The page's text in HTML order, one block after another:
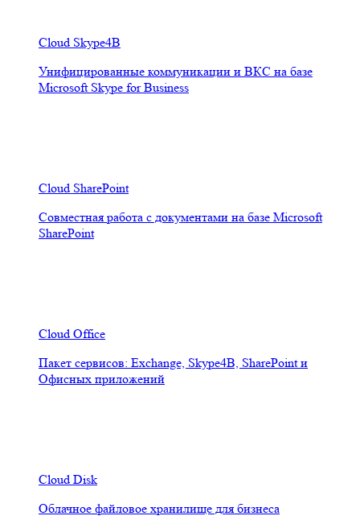
Cloud Skype4B
Унифицированные коммуникации и ВКС на базе
Microsoft Skype for Business
Cloud SharePoint
Совместная работа с документами на базе Microsoft
SharePoint
Cloud Office
Пакет сервисов: Exchange, Skype4B, SharePoint и
Офисных приложений
Cloud Disk
Облачное файловое хранилище для бизнеса